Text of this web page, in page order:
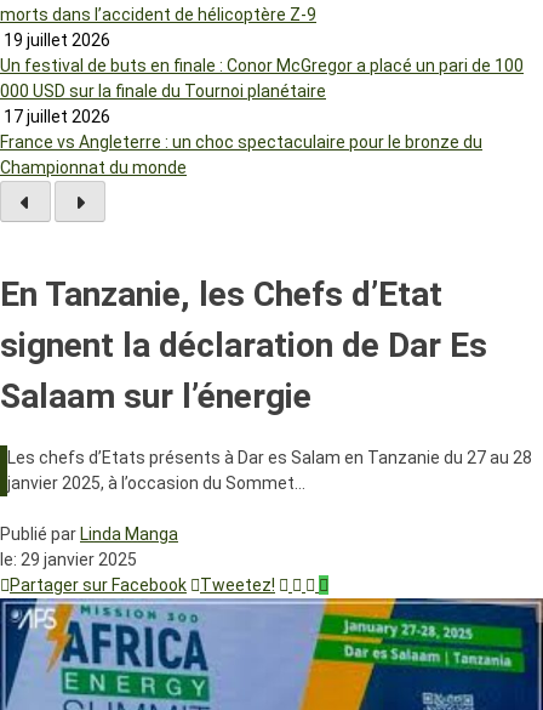
morts dans l’accident de hélicoptère Z-9
19 juillet 2026
Un festival de buts en finale : Conor McGregor a placé un pari de 100
000 USD sur la finale du Tournoi planétaire
17 juillet 2026
France vs Angleterre : un choc spectaculaire pour le bronze du
Championnat du monde
En Tanzanie, les Chefs d’Etat
signent la déclaration de Dar Es
Salaam sur l’énergie
Les chefs d’Etats présents à Dar es Salam en Tanzanie du 27 au 28
janvier 2025, à l’occasion du Sommet…
Publié par Linda Manga
le: 29 janvier 2025
Partager sur Facebook
Tweetez!